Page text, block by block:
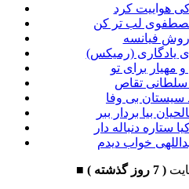
کی هواییت کرد
مصطفوی لب تر کن
فیانسه
یادگاری (رمیکس)
مهیار برای تو
سلطانی تقاص
سیستان بی وفا
بیا بردار ببر
ستاره دنباله دار
خواب دیدم
■ ( 7 روز گذشته )